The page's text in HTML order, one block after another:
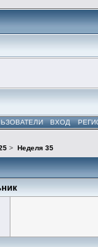
ВХОД
> Неделя 35